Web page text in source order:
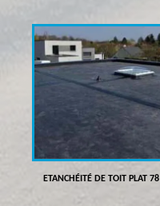
ETANCHÉITÉ DE TOIT PLAT 78